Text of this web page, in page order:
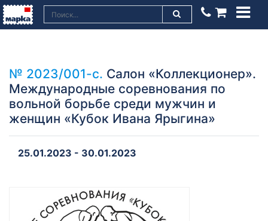
№ 2023/001-с. Салон «Коллекционер».
Международные соревнования по
вольной борьбе среди мужчин и
женщин «Кубок Ивана Ярыгина»
25.01.2023 - 30.01.2023